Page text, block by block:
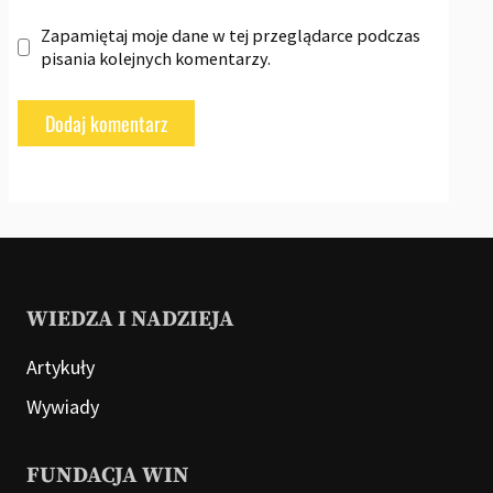
Zapamiętaj moje dane w tej przeglądarce podczas
pisania kolejnych komentarzy.
WIEDZA I NADZIEJA
Artykuły
Wywiady
FUNDACJA WIN